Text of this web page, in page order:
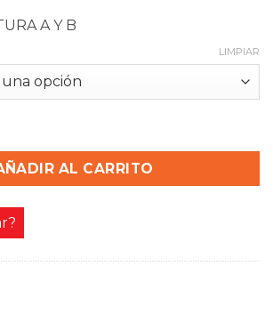
A Y B
LIMPIAR
3d Lampara Led Usb Luz De Noche
AL CARRITO